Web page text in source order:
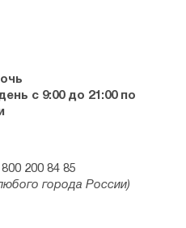
с 9:00 до 21:00 по
200 84 85
города России)